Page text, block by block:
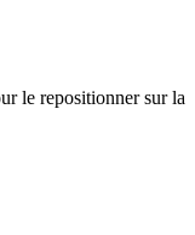
le repositionner sur la